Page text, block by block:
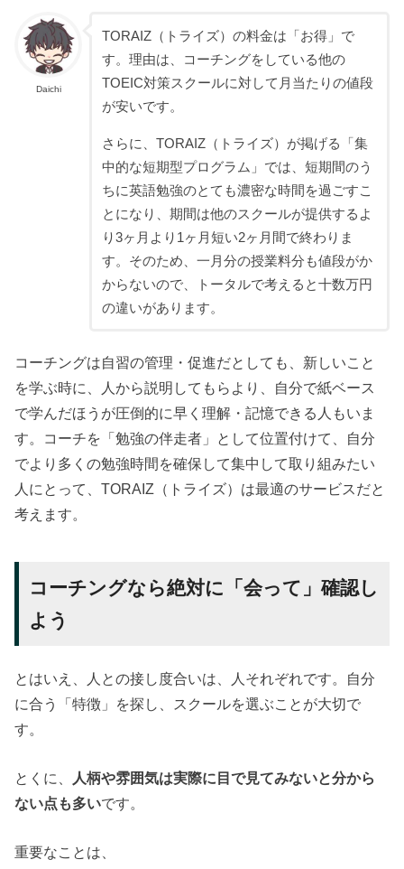
Daichi
TORAIZ（トライズ）の料金は「お得」で
す。理由は、コーチングをしている他の
TOEIC対策スクールに対して月当たりの値段
が安いです。
さらに、TORAIZ（トライズ）が掲げる「集
中的な短期型プログラム」では、短期間のう
ちに英語勉強のとても濃密な時間を過ごすこ
とになり、期間は他のスクールが提供するよ
り3ヶ月より1ヶ月短い2ヶ月間で終わりま
す。そのため、一月分の授業料分も値段がか
からないので、トータルで考えると十数万円
の違いがあります。
コーチングは自習の管理・促進だとしても、新しいこと
を学ぶ時に、人から説明してもらより、自分で紙ベース
で学んだほうが圧倒的に早く理解・記憶できる人もいま
す。コーチを「勉強の伴走者」として位置付けて、自分
でより多くの勉強時間を確保して集中して取り組みたい
人にとって、TORAIZ（トライズ）は最適のサービスだと
考えます。
コーチングなら絶対に「会って」確認し
よう
とはいえ、人との接し度合いは、人それぞれです。自分
に合う「特徴」を探し、スクールを選ぶことが大切で
す。
とくに、
人柄や雰囲気は実際に目で見てみないと分から
ない点も多いです。
重要なことは、